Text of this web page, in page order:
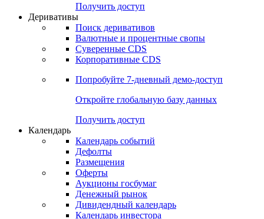
Попробуйте7-дневный
Откройте глобальную базу данных
Получить доступ
Деривативы
Валютные и процентные свопы
Корпоративные CDS
Попробуйте7-дневный
Откройте глобальную базу данных
Получить доступ
Календарь
Календарь событий
Дефолты
Размещения
Оферты